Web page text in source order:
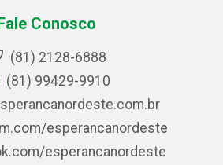
Conosco
(81) 2128-6888
(81) 99429-9910
esperancanordeste
esperancanordeste